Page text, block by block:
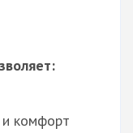
и комфорт